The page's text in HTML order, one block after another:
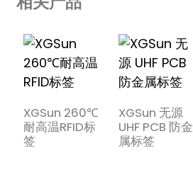
XGSun 260℃
耐高温RFID标
签
XGSun 无源
UHF PCB 防金
属标签